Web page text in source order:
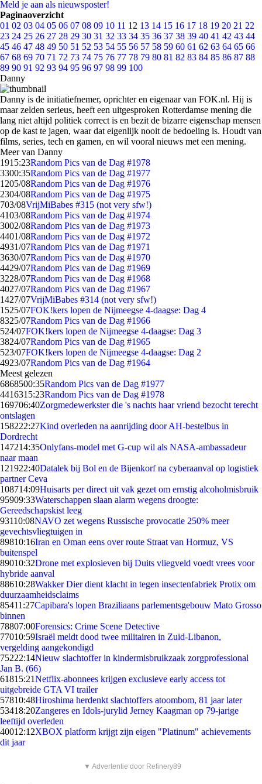
Meld je aan als nieuwsposter!
Paginaoverzicht
01 02 03 04 05 06 07 08 09 10 11 12 13 14 15 16 17 18 19 20 21 22
23 24 25 26 27 28 29 30 31 32 33 34 35 36 37 38 39 40 41 42 43 44
45 46 47 48 49 50 51 52 53 54 55 56 57 58 59 60 61 62 63 64 65 66
67 68 69 70 71 72 73 74 75 76 77 78 79 80 81 82 83 84 85 86 87 88
89 90 91 92 93 94 95 96 97 98 99 100
Danny
Danny is de initiatiefnemer, oprichter en eigenaar van FOK.nl. Hij is
maar zelden serieus, heeft een uitgesproken Rotterdamse mening die
lang niet altijd politiek correct is en bezit de bizarre eigenschap mensen
op de kast te jagen, waar dat eigenlijk nooit de bedoeling is. Houdt van
films, series, tech en gamen, en wil vooral nieuws met een mening.
Meer van Danny
1915:23Random Pics van de Dag #1978
3300:35Random Pics van de Dag #1977
1205/08Random Pics van de Dag #1976
2304/08Random Pics van de Dag #1975
703/08VrijMiBabes #315 (not very sfw!)
4103/08Random Pics van de Dag #1974
3002/08Random Pics van de Dag #1973
4401/08Random Pics van de Dag #1972
4931/07Random Pics van de Dag #1971
3630/07Random Pics van de Dag #1970
4429/07Random Pics van de Dag #1969
3228/07Random Pics van de Dag #1968
4027/07Random Pics van de Dag #1967
1427/07VrijMiBabes #314 (not very sfw!)
1525/07FOK!kers lopen de Nijmeegse 4-daagse: Dag 4
8325/07Random Pics van de Dag #1966
524/07FOK!kers lopen de Nijmeegse 4-daagse: Dag 3
3824/07Random Pics van de Dag #1965
523/07FOK!kers lopen de Nijmeegse 4-daagse: Dag 2
4923/07Random Pics van de Dag #1964
Meest gelezen
6868500:35Random Pics van de Dag #1977
4416315:23Random Pics van de Dag #1978
169706:40Zorgmedewerkster die 's nachts haar vriend bezocht terecht
ontslagen
158222:27Kind overleden na aanrijding door AH-bestelbus in
Dordrecht
147214:35Onlyfans-model met G-cup wil als NASA-ambassadeur
naar maan
121922:40Datalek bij Bol en de Bijenkorf na cyberaanval op logistiek
partner Ceva
108714:09Huisarts per direct uit vak gezet om ernstig alcoholmisbruik
95909:33Waterschappen slaan alarm wegens droogte:
Gereedschapskist leeg
93110:08NAVO zet wegens Russische provocatie 250% meer
gevechtsvliegtuigen in
89810:16Iran en Oman eens over route Straat van Hormuz, VS
buitenspel
89010:32Drone met explosieven bij Duits vliegveld voedt vrees voor
hybride aanval
88610:28Wakker Dier dient klacht in tegen insectenfabriek Protix om
duurzaamheidsclaims
85411:27Capibara's lopen Braziliaans parlementsgebouw Mato Grosso
binnen
78807:00Forensics: Crime Scene Detective
77010:59Israël meldt dood twee militairen in Zuid-Libanon,
vergelding aangekondigd
75222:14Nieuw slachtoffer in kindermisbruikzaak zorgprofessional
Jan B. (66)
61815:21Netflix-abonnees krijgen exclusieve early access tot
uitgebreide GTA VI trailer
57810:48Hiroshima herdenkt slachtoffers atoombom, 81 jaar later
53418:20Zangeres en Idols-jurylid Jerney Kaagman op 79-jarige
leeftijd overleden
40012:12XBOX platform krijgt zijn eigen "Platinum" achievements
dit jaar
▼ Advertentie door Refinery89